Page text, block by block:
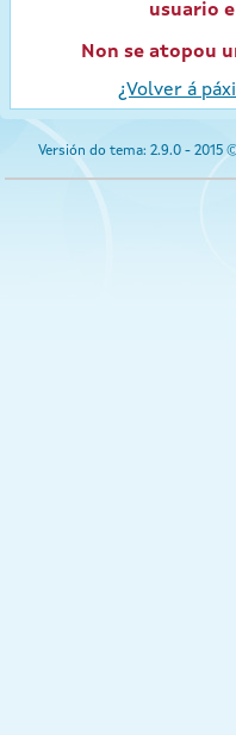
usuario
Non se atopou
¿Volver á
Versión do tema: 2.9.0 - 2015